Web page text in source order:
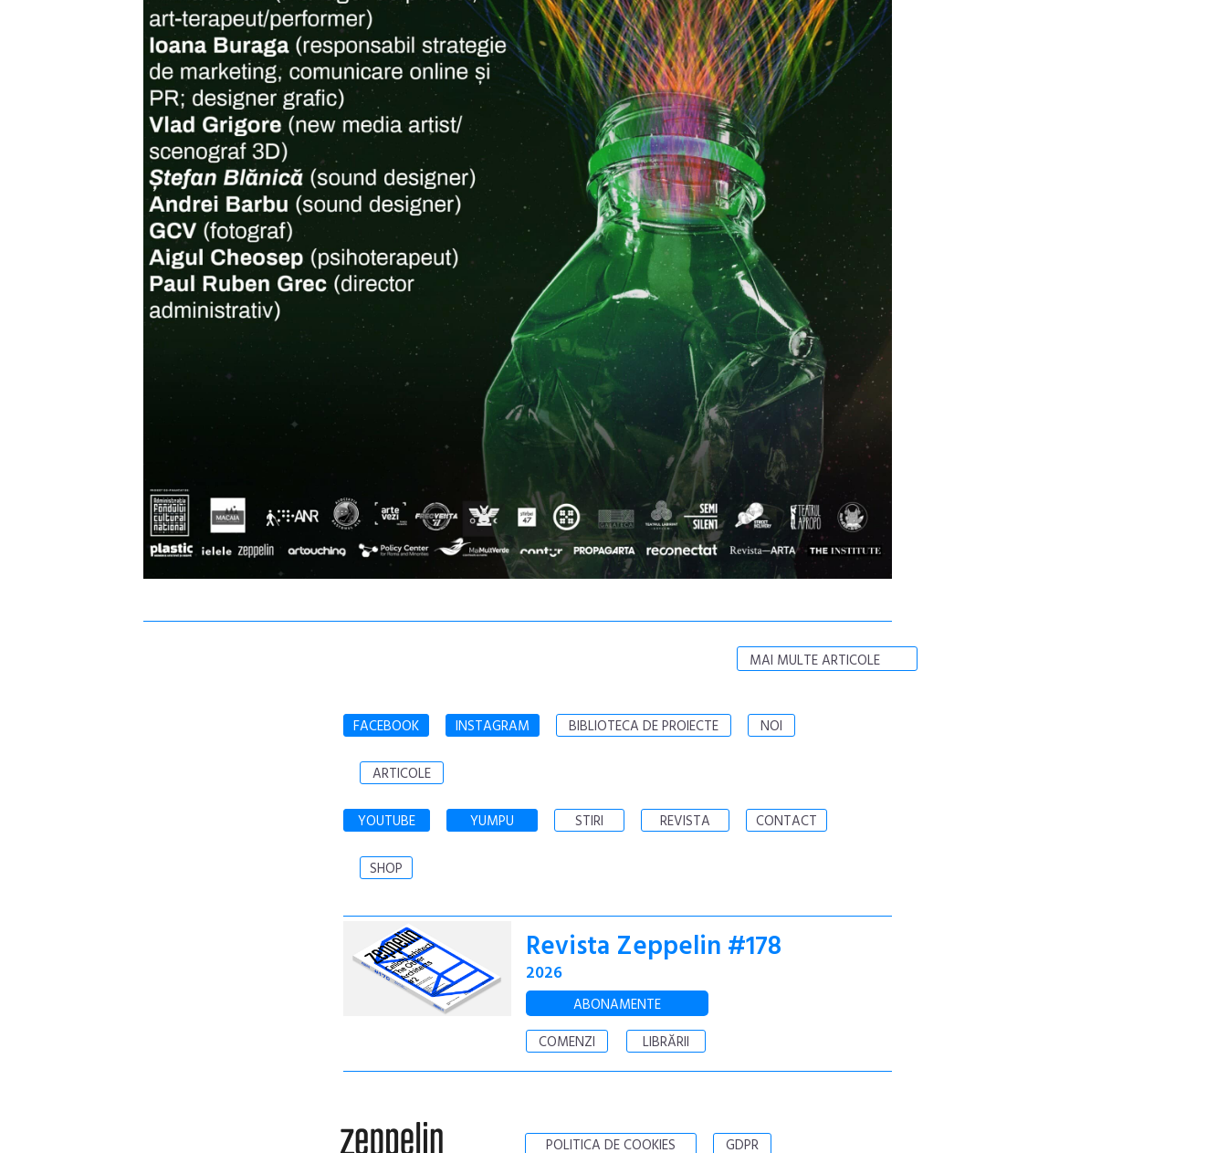
MAI MULTE ARTICOLE
FACEBOOK INSTAGRAM BIBLIOTECA DE PROIECTE NOI
ARTICOLE
YOUTUBE YUMPU STIRI REVISTA CONTACT
SHOP
Revista Zeppelin #178
2026
ABONAMENTE
COMENZI
LIBRĂRII
POLITICA DE COOKIES GDPR